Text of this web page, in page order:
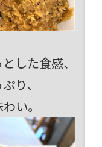
した食感、
り、
い。